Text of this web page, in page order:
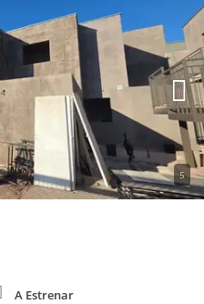
5
A Estrenar